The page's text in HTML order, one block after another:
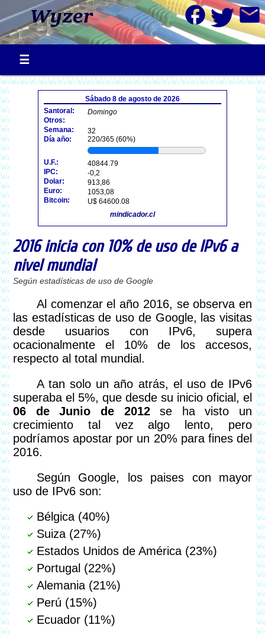
facebook mail
Sábado 8 de agosto de 2026
Santoral:
Domingo
Otros:
Semana:
32
Día año:
220/365 (60%)
U.F.:
40844.79
IPC:
-0,2
Dolar:
913,86
Euro:
1053,08
Bitcoin:
U$ 64600.08
mindicador.cl
2016 inicia con 10% de uso de IPv6 a
nivel mundial
Según estadísticas de uso de Google
Al comenzar el año 2016, se observa en
las estadísticas de uso de Google, las visitas
desde usuarios con IPv6, supera
ocacionalmente el 10% de los accesos,
respecto al total mundial.
A tan solo un año atrás, el uso de IPv6
superaba el 5%, que desde su inicio oficial, el
06 de Junio de 2012se ha visto un
crecimiento tal vez algo lento, pero
podríamos apostar por un 20% para fines del
2016.
Según Google, los paises con mayor
uso de IPv6 son:
Bélgica (40%)
Suiza (27%)
Estados Unidos de América (23%)
Portugal (22%)
Alemania (21%)
Perú (15%)
Ecuador (11%)